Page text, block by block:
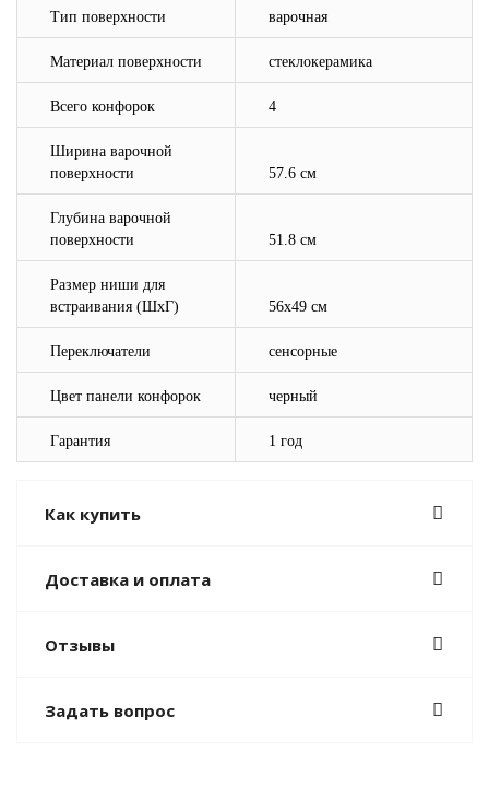
Тип поверхности варочная
Материал поверхности стеклокерамика
Всего конфорок 4
Ширина варочной
поверхности
57.6 см
Глубина варочной
поверхности
51.8 см
Размер ниши для
встраивания (ШхГ)
56х49 см
Переключатели сенсорные
Цвет панели конфорок черный
Гарантия 1 год
Как купить
Доставка и оплата
Отзывы
Задать вопрос